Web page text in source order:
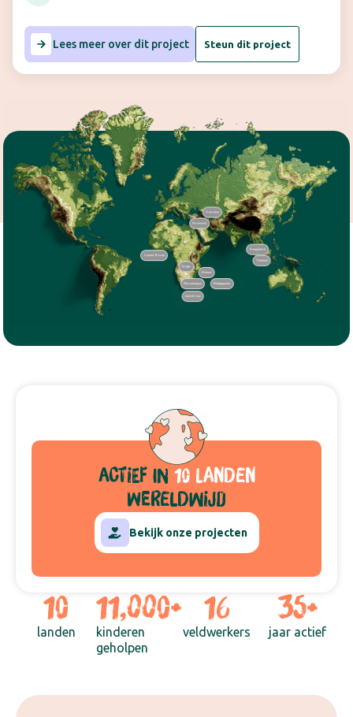
Lees meer over dit project Steun dit project
Roemenië
Oekraïne
Guinee-Bissau
Congo
Malawi
Mozambique Madagaskar
Zuid Afrika
Bangladesh
Thailand
actief in 10 landen
wereldwijd
Bekijk onze projecten
landen
10
kinderen
geholpen
11,000+
veldwerkers
16
jaar actief
35+